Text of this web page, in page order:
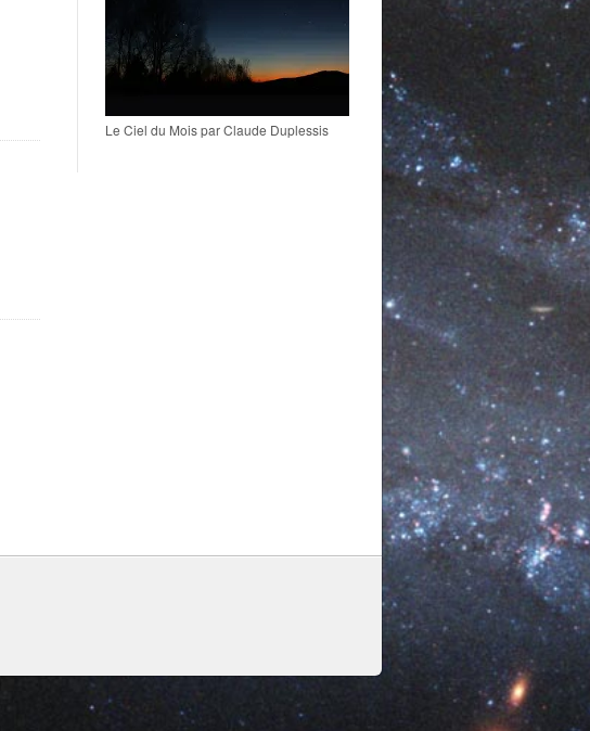
Le Ciel du Mois par Claude Duplessis